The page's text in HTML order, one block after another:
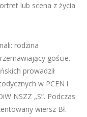
lub scena z życia
rodzina
goście.
prowadził
w PCEN i
NSZZ „S”. Podczas
wiersz Bł.